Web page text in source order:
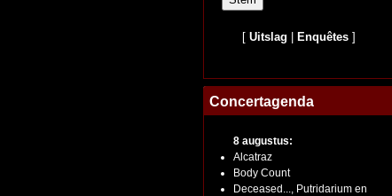
[Uitslag Enquêtes ]
Concertagenda
8 augustus:
Alcatraz
Body Count
Deceased..., Putridarium en